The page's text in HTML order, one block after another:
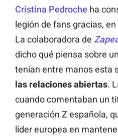
Cristina Pedroche ha
legión de fans gracias,
La colaboradora de
dicho qué piensa sobre
tenían entre manos esta
las relaciones abiertas.
cuando comentaban un
generación Z española,
líder europea en